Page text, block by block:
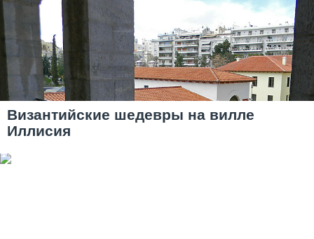
Византийские шедевры на вилле
Иллисия